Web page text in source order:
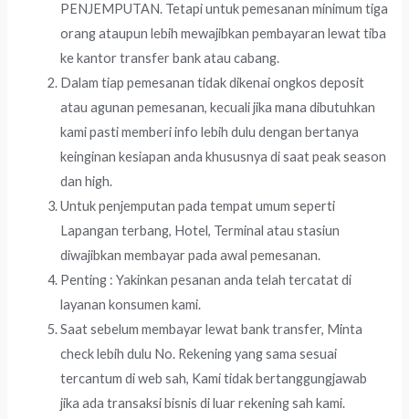
PENJEMPUTAN. Tetapi untuk pemesanan minimum tiga
orang ataupun lebih mewajibkan pembayaran lewat tiba
ke kantor transfer bank atau cabang.
Dalam tiap pemesanan tidak dikenai ongkos deposit
atau agunan pemesanan, kecuali jika mana dibutuhkan
kami pasti memberi info lebih dulu dengan bertanya
keinginan kesiapan anda khususnya di saat peak season
dan high.
Untuk penjemputan pada tempat umum seperti
Lapangan terbang, Hotel, Terminal atau stasiun
diwajibkan membayar pada awal pemesanan.
Penting : Yakinkan pesanan anda telah tercatat di
layanan konsumen kami.
Saat sebelum membayar lewat bank transfer, Minta
check lebih dulu No. Rekening yang sama sesuai
tercantum di web sah, Kami tidak bertanggungjawab
jika ada transaksi bisnis di luar rekening sah kami.